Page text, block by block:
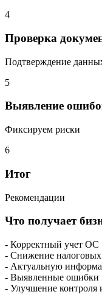
4
Проверка
Подтверждение
5
Выявление
Фиксируем риски
6
Итог
Рекомендации
Что получает
- Корректный учет ОС
- Снижение налоговых
- Актуальную
- Выявленные ошибки
- Улучшение контроля